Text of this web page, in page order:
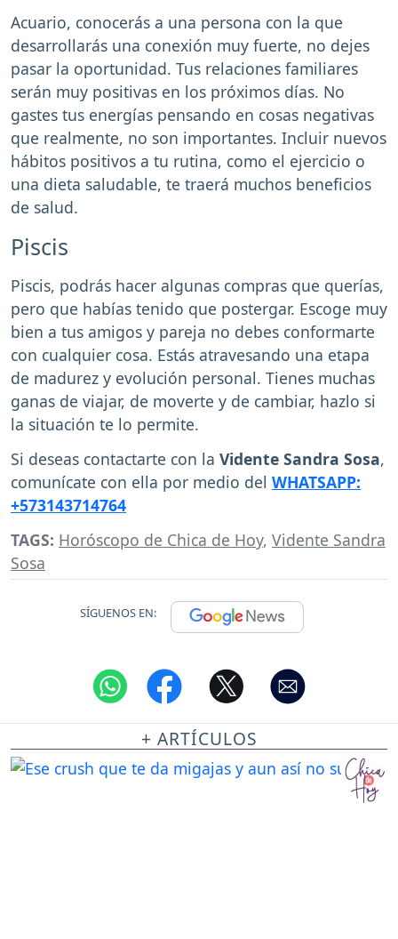
Acuario, conocerás a una persona con la que
desarrollarás una conexión muy fuerte, no dejes
pasar la oportunidad. Tus relaciones familiares
serán muy positivas en los próximos días. No
gastes tus energías pensando en cosas negativas
que realmente, no son importantes. Incluir nuevos
hábitos positivos a tu rutina, como el ejercicio o
una dieta saludable, te traerá muchos beneficios
de salud.
Piscis
Piscis, podrás hacer algunas compras que querías,
pero que habías tenido que postergar. Escoge muy
bien a tus amigos y pareja no debes conformarte
con cualquier cosa. Estás atravesando una etapa
de madurez y evolución personal. Tienes muchas
ganas de viajar, de moverte y de cambiar, hazlo si
la situación te lo permite.
Si deseas contactarte con la Vidente Sandra Sosa,
comunícate con ella por medio del WHATSAPP:
+573143714764
TAGS: Horóscopo de Chica de Hoy, Vidente Sandra
Sosa
SÍGUENOS EN:
+ ARTÍCULOS